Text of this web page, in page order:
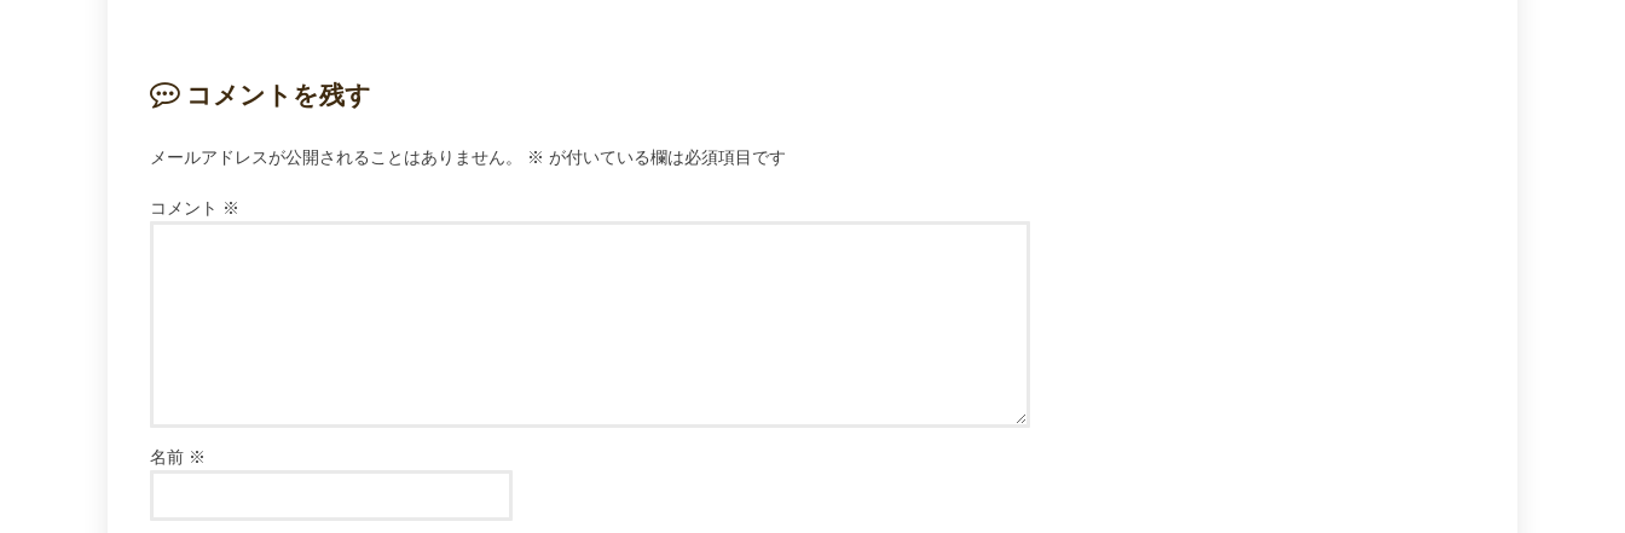
コメントを残す
メールアドレスが公開されることはありません。 ※ が付いている欄は必須項目です
コメント ※
名前 ※